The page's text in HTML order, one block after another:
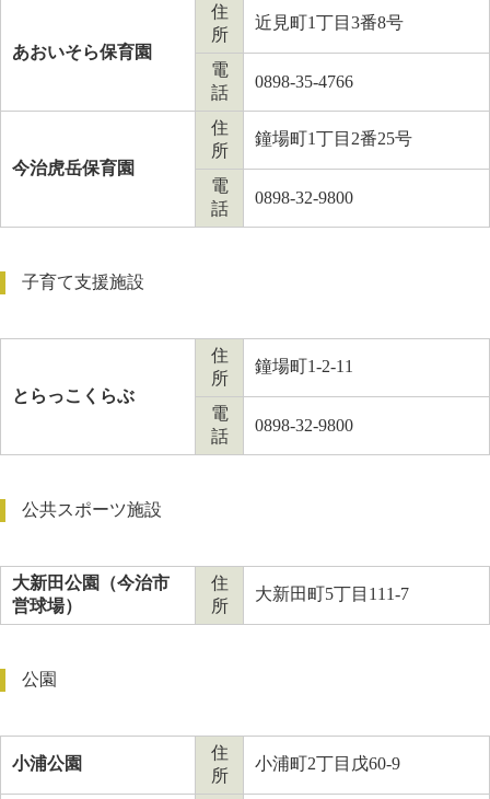
あおいそら保育園
住
所
近見町1丁目3番8号
電
話
0898-35-4766
今治虎岳保育園
住
所
鐘場町1丁目2番25号
電
話
0898-32-9800
子育て支援施設
とらっこくらぶ
住
所
鐘場町1-2-11
電
話
0898-32-9800
公共スポーツ施設
大新田公園（今治市
営球場）
住
所
大新田町5丁目111-7
公園
小浦公園
住
所
小浦町2丁目戊60-9